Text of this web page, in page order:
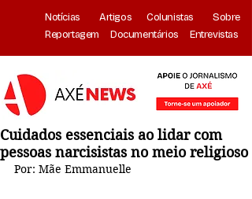
Notícias Artigos Colunistas
Sobre
Reportagem
Documentários Entrevistas
Cuidados essenciais ao lidar com
pessoas narcisistas no meio religioso
Por: Mãe Emmanuelle